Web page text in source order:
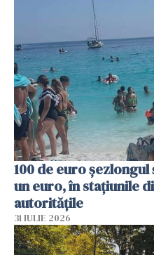
100 de euro
un euro, în stațiunile
autoritățile
31 IULIE 2026